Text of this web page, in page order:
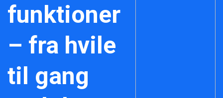
funktioner
– fra hvile
til gang